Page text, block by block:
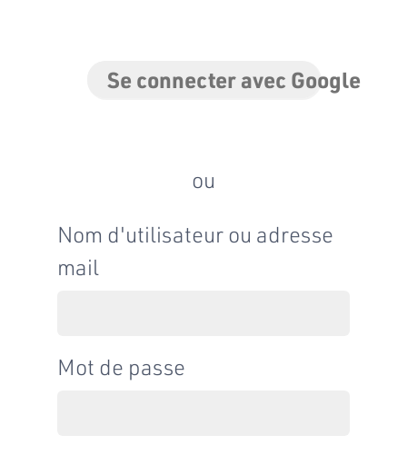
Se connecter avec Google
ou
Nom d'utilisateur ou adresse
mail
Mot de passe